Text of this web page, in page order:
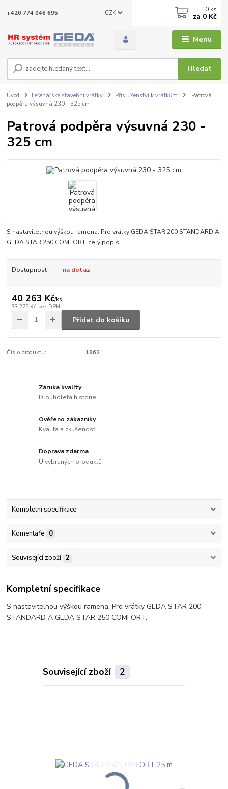
Menu
CZK
Hledat
+420 774 046 695 0 ks
za 0 Kč
Úvod Lešenářské stavební vrátky Příslušenství k vrátkům
Patrová
podpěra výsuvná 230 - 325 cm
Patrová podpěra výsuvná 230 -
325 cm
S nastavitelnou výškou ramena. Pro vrátky GEDA STAR 200 STANDARD A
GEDA STAR 250 COMFORT. celý popis
Dostupnost na dotaz
40 263 Kč/ks
33 275 Kč bez DPH
Přidat do košíku
Číslo produktu: 1862
Záruka kvality
Dlouholetá historie
Ověřeno zákazníky
Kvalita a zkušenosti
Doprava zdarma
U vybraných produktů
Kompletní specifikace
Komentáře 0
Související zboží 2
Kompletní specifikace
S nastavitelnou výškou ramena. Pro vrátky GEDA STAR 200
STANDARD A GEDA STAR 250 COMFORT.
Související zboží 2